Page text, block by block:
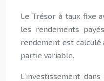
Le Trésor à taux fixe
les rendements
rendement est calculé
partie variable.
L’investissement